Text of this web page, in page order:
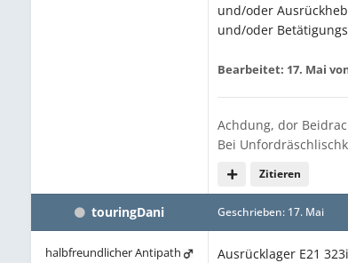
und/oder
und/oder
Bearbeitet: 17. Mai
Zitieren
Achdung, dor
Bei
touringDani
halbfreundlicher Antipath
Geschrieben: 17. Mai
Ausrücklager E21